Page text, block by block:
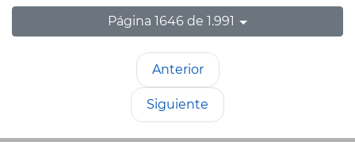
Página 1646 de 1.991
Anterior
Siguiente